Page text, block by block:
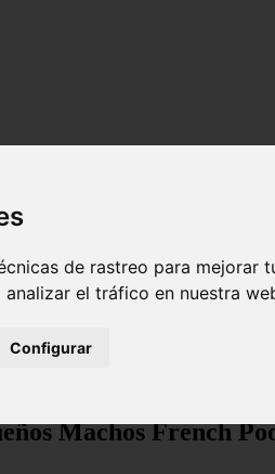
de rastreo para mejorar
analizar el tráfico en nuestra
Configurar
Machos French